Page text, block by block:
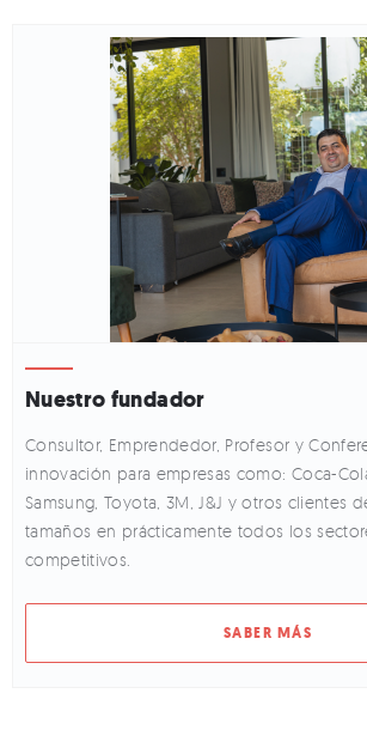
Nuestro fundador
Consultor, Emprendedor, Profesor y
innovación para empresas como: Coca-
Samsung, Toyota, 3M, J&J y otros clientes
tamaños en prácticamente todos los
competitivos.
SABER MÁS